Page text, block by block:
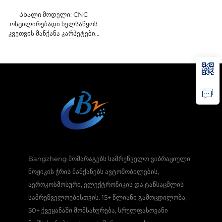
Ახალი მოდელი: CNC
ოსცილირებადი ხელსაწყოს
კვეთვის მანქანა კარპეტების
Bangzheng მომარაგებს სამრეწველო ვიბრაციული
ნოჟიკის ჭრის მანქანებს ავტომობილების,
აეროკოსმოსური, ელექტრონიკის და ტანსაცმლის
სამრეწველოებისთვის. 15+ წლიანი გამოცდილობა,
50+ ქვეყანაში მომსახურება, სრულფასოვანი